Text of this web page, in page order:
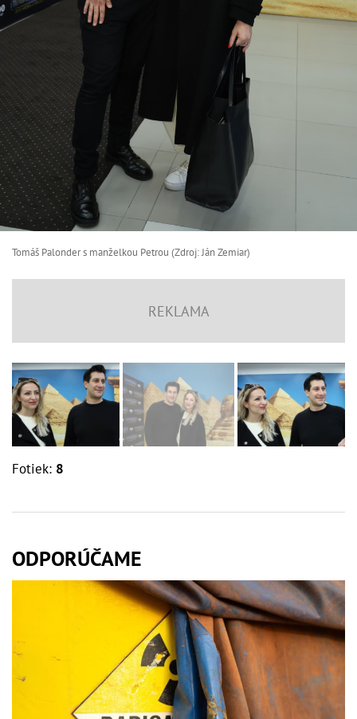
Tomáš Palonder s manželkou Petrou (Zdroj: Ján Zemiar)
Fotiek: 8
ODPORÚČAME